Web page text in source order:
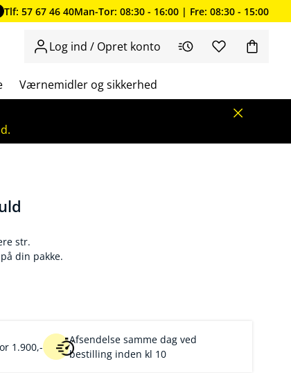
Tlf: 57 67 46 40Man-Tor: 08:30 - 16:00 | Fre: 08:30 - 15:00
Log ind / Opret konto
Værnemidler og sikkerhed
str.
din pakke.
1.900,-
Afsendelse samme dag ved
bestilling inden kl 10